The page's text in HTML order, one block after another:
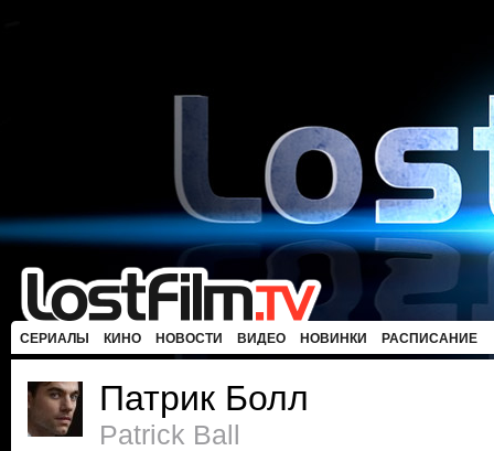
СЕРИАЛЫ КИНО НОВОСТИ ВИДЕО НОВИНКИ РАСПИСАНИЕ
Патрик Болл
Patrick Ball